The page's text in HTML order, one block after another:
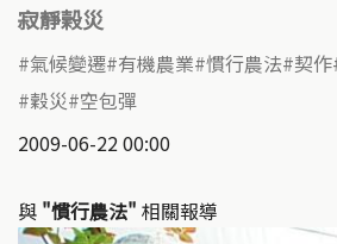
寂靜榖災
氣候變遷 有機農業 慣行農法 契作
穀災 空包彈
2009-06-22 00:00
與 "慣行農法" 相關報導